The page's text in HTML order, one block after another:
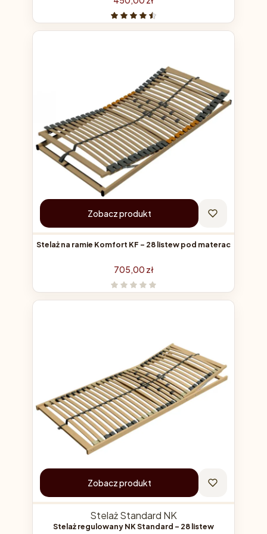
Zobacz produkt
Stelaż na ramie Komfort KF – 28 listew pod materac
Cena
705,00 zł
Zobacz produkt
Stelaż Standard NK
Stelaż regulowany NK Standard – 28 listew